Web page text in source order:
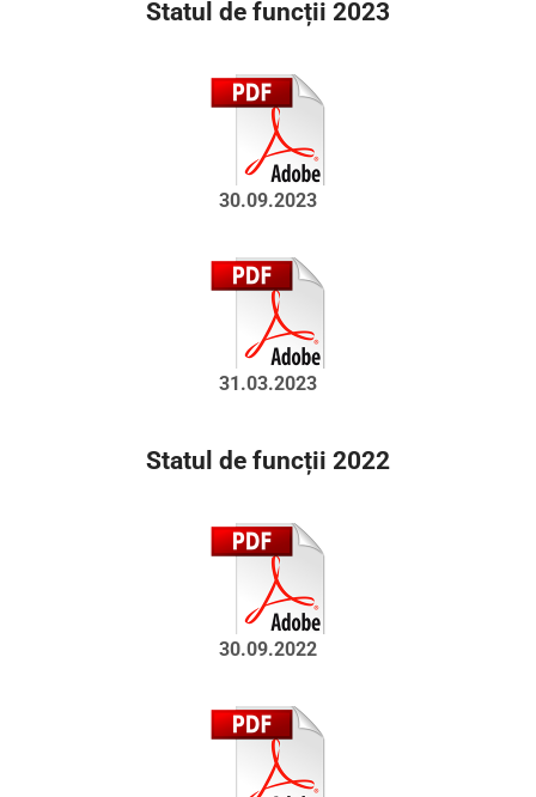
Statul de funcții 2023
30.09.2023
31.03.2023
Statul de funcții 2022
30.09.2022